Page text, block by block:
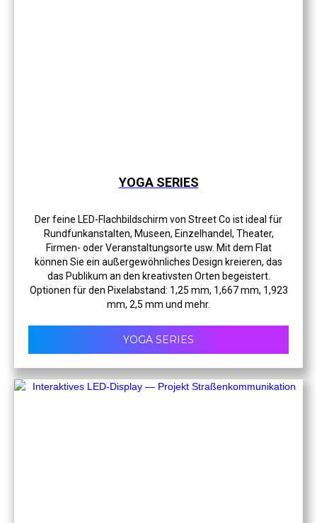
YOGA SERIES
Der feine LED-Flachbildschirm von Street Co ist ideal für
Rundfunkanstalten, Museen, Einzelhandel, Theater,
Firmen- oder Veranstaltungsorte usw. Mit dem Flat
können Sie ein außergewöhnliches Design kreieren, das
das Publikum an den kreativsten Orten begeistert.
Optionen für den Pixelabstand: 1,25 mm, 1,667 mm, 1,923
mm, 2,5 mm und mehr.
YOGA SERIES